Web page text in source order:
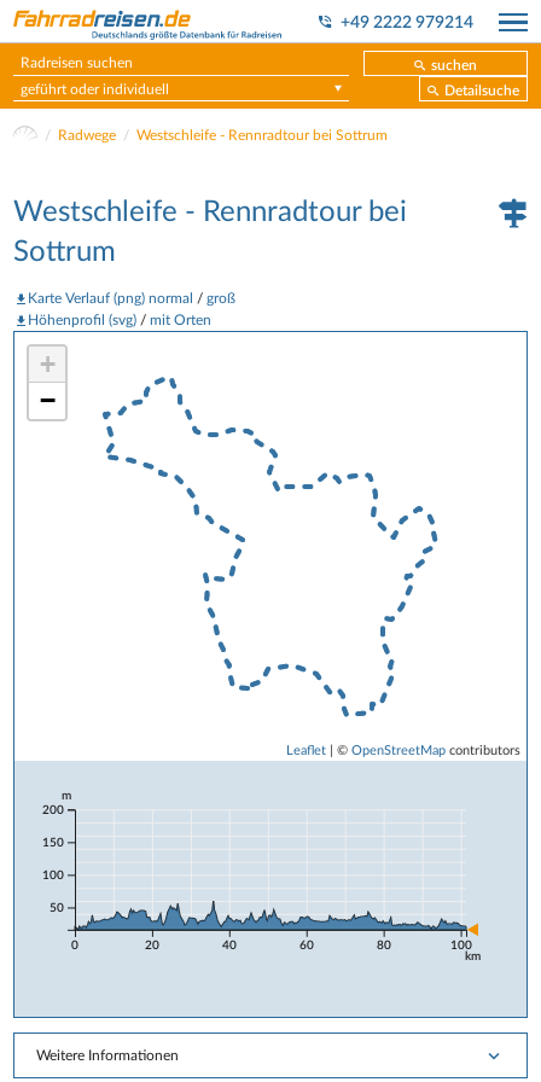
+49 2222 979214
suchen
geführt oder individuell
Detailsuche
Radwege Westschleife - Rennradtour bei Sottrum
+
−
Leaflet| © OpenStreetMapcontributors
0 20 40 60 80
100
km
50
100
150
200
m
Weitere Informationen
Westschleife - Rennradtour bei
Sottrum
Karte Verlauf (png) normal /groß
Höhenprofil (svg) /mit Orten